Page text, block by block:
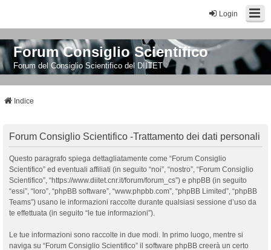
Login
Forum Consiglio Scientifico
Forum del Consiglio Scientifico del DIITET
Indice
Forum Consiglio Scientifico -Trattamento dei dati personali
Questo paragrafo spiega dettagliatamente come “Forum Consiglio
Scientifico” ed eventuali affiliati (in seguito “noi”, “nostro”, “Forum Consiglio
Scientifico”, “https://www.diitet.cnr.it/forum/forum_cs”) e phpBB (in seguito
“essi”, “loro”, “phpBB software”, “www.phpbb.com”, “phpBB Limited”, “phpBB
Teams”) usano le informazioni raccolte durante qualsiasi sessione d’uso da
te effettuata (in seguito “le tue informazioni”).
Le tue informazioni sono raccolte in due modi. In primo luogo, mentre si
naviga su “Forum Consiglio Scientifico” il software phpBB creerà un certo